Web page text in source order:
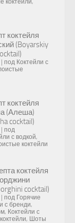
коктейли,
коктейля
(Boyarskiy
под Коктейли с
коктейля
(Алеша)
cocktail)
под
с водкой,
коктейли
коктейля
cocktail)
под Горячие
с бренди,
, Коктейли с
, Шоты